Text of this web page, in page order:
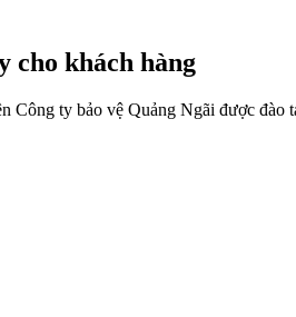
cho khách hàng
ty bảo vệ Quảng Ngãi được đào